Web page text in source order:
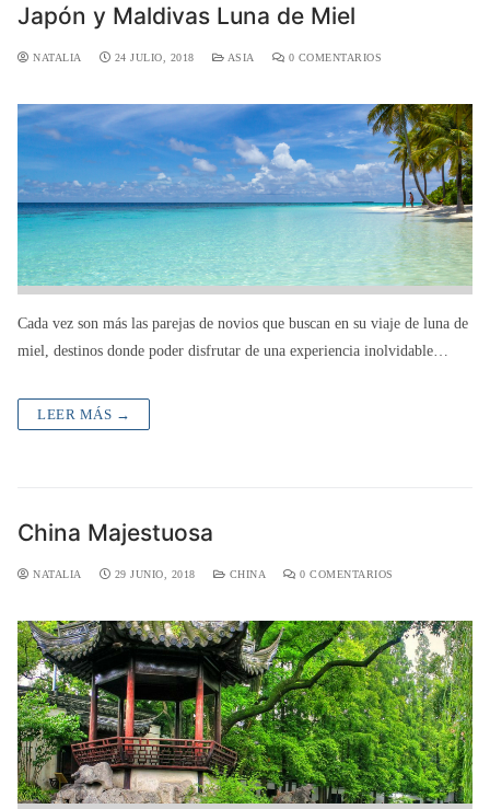
Japón y Maldivas Luna de Miel
NATALIA 24 JULIO, 2018 ASIA 0 COMENTARIOS
Cada vez son más las parejas de novios que buscan en su viaje de luna de
miel, destinos donde poder disfrutar de una experiencia inolvidable…
LEER MÁS →
China Majestuosa
NATALIA 29 JUNIO, 2018 CHINA 0 COMENTARIOS